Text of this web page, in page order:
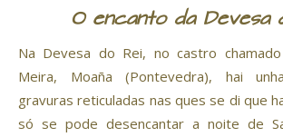
O encanto da Devesa
Na Devesa do Rei, no castro
Meira, Moaña (Pontevedra), hai
gravuras reticuladas nas ques se di que
só se pode desencantar a noite de